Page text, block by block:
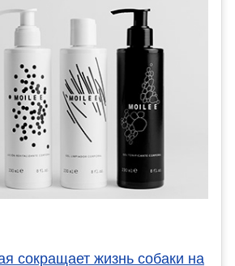
сокращает жизнь собаки на